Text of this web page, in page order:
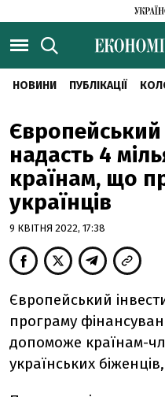
НОВИНИ ПУБЛІКАЦІЇ
Європейський
надасть 4
країнам, що
українців
9 КВІТНЯ 2022, 17:38
Європейський
програму
допоможе країнам-
українських